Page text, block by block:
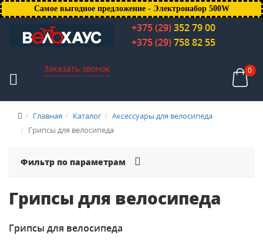
Самое выгодное предложение - Электронабор 500W
+375 (29)352 79 00
+375 (29)758 82 55
Заказать звонок 0
Главная Каталог
Аксессуары для велосипеда
Грипсы для велосипеда
Фильтр по параметрам
Грипсы для велосипеда
Грипсы для велосипеда